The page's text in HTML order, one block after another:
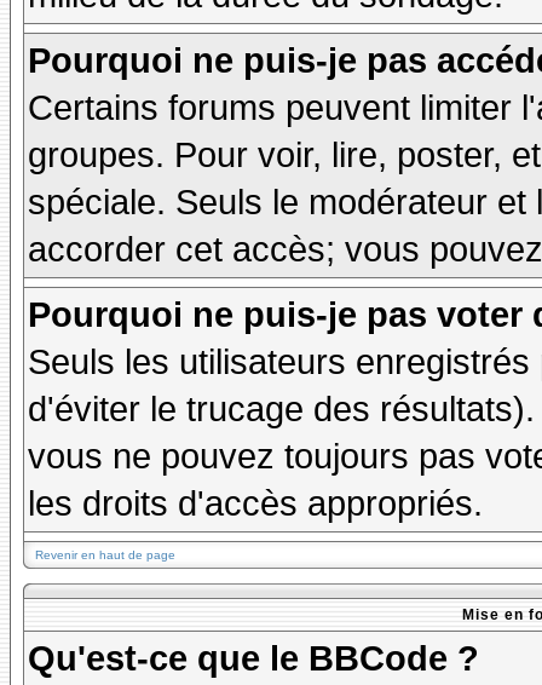
Pourquoi ne puis-je pas
Certains forums peuvent limiter
groupes. Pour voir, lire, poster,
spéciale. Seuls le modérateur
accorder cet accès; vous
Pourquoi ne puis-je pas voter
Seuls les utilisateurs
d'éviter le trucage des
vous ne pouvez toujours pas
les droits d'accès appropriés.
Revenir en haut de page
Mise en
Qu'est-ce que le BBCode ?